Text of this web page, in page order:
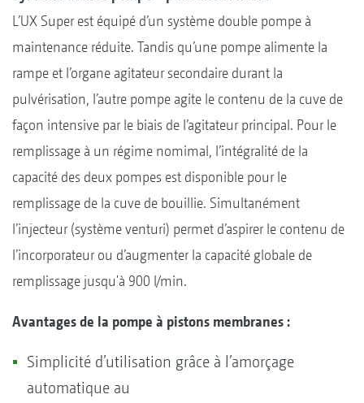
L’UX Super est équipé d’un système double pompe à
maintenance réduite. Tandis qu’une pompe alimente la
rampe et l’organe agitateur secondaire durant la
pulvérisation, l’autre pompe agite le contenu de la cuve de
façon intensive par le biais de l’agitateur principal. Pour le
remplissage à un régime nomimal, l’intégralité de la
capacité des deux pompes est disponible pour le
remplissage de la cuve de bouillie. Simultanément
l’injecteur (système venturi) permet d’aspirer le contenu de
l’incorporateur ou d’augmenter la capacité globale de
remplissage jusqu'à 900 l/min.
Avantages de la pompe à pistons membranes :
Simplicité d’utilisation grâce à l’amorçage
automatique au